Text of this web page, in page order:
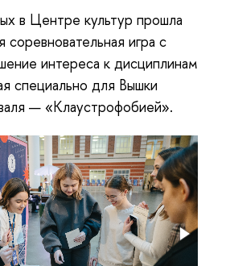
в Центре культур прошла
игра с
интереса к дисциплинам
специально для Вышки
— «Клаустрофобией».